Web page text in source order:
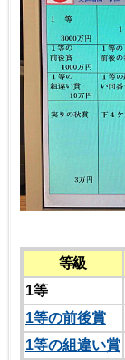
等級
1等
1等の前後賞
1等の組違い賞